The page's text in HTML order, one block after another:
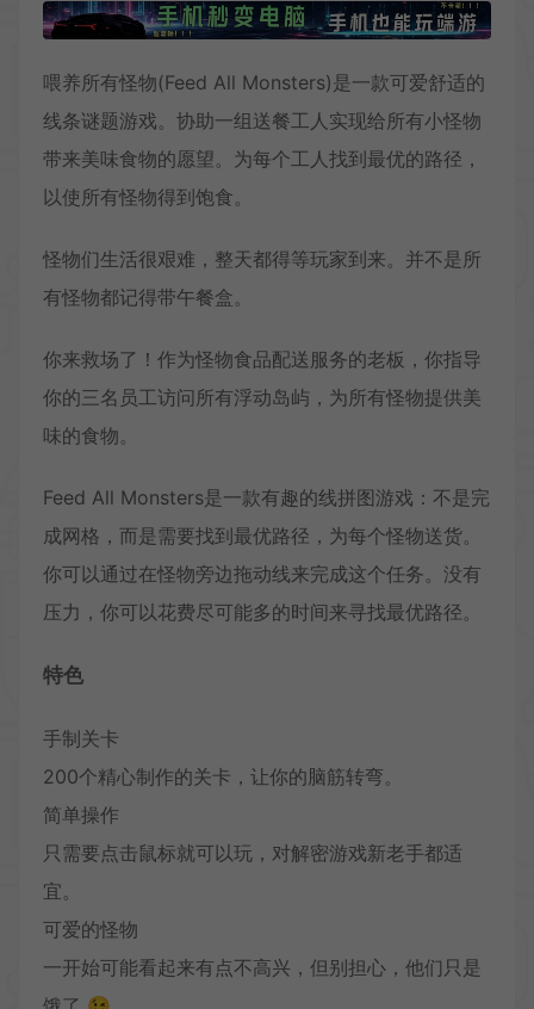
喂养所有怪物(Feed All Monsters)是一款可爱舒适的
线条谜题游戏。协助一组送餐工人实现给所有小怪物
带来美味食物的愿望。为每个工人找到最优的路径，
以使所有怪物得到饱食。
怪物们生活很艰难，整天都得等玩家到来。并不是所
有怪物都记得带午餐盒。
你来救场了！作为怪物食品配送服务的老板，你指导
你的三名员工访问所有浮动岛屿，为所有怪物提供美
味的食物。
Feed All Monsters是一款有趣的线拼图游戏：不是完
成网格，而是需要找到最优路径，为每个怪物送货。
你可以通过在怪物旁边拖动线来完成这个任务。没有
压力，你可以花费尽可能多的时间来寻找最优路径。
特色
手制关卡
200个精心制作的关卡，让你的脑筋转弯。
简单操作
只需要点击鼠标就可以玩，对解密游戏新老手都适
宜。
可爱的怪物
一开始可能看起来有点不高兴，但别担心，他们只是